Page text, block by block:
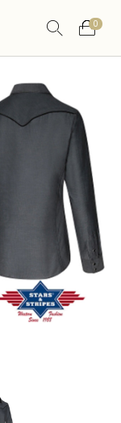
0
WESTERN &
COUNTRY
CARTES CADEAUX